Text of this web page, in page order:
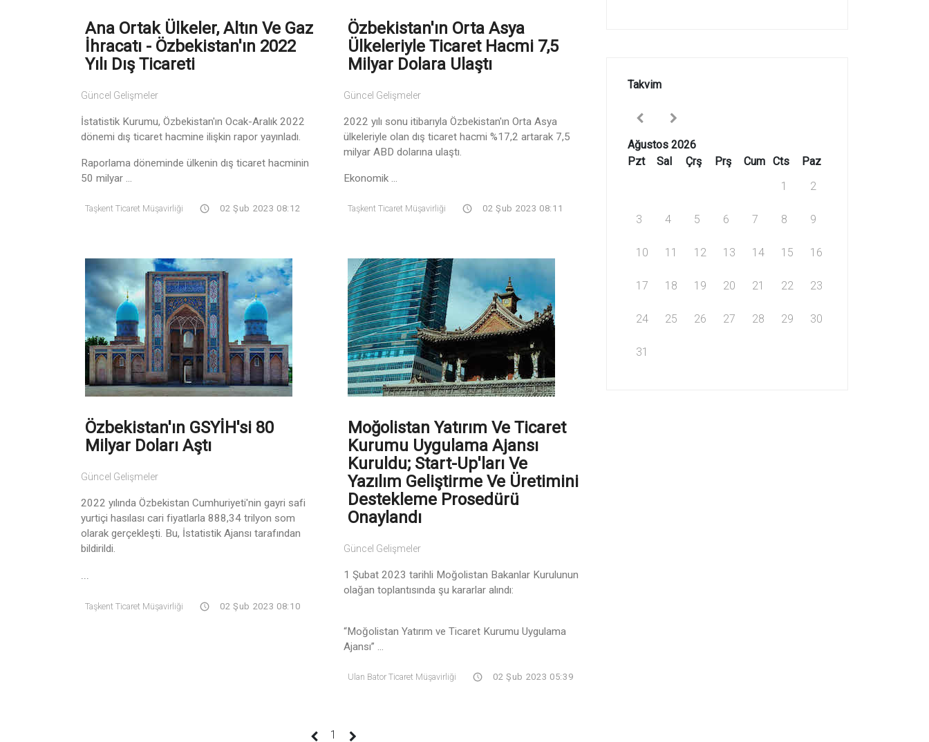
Ana Ortak Ülkeler, Altın Ve Gaz
İhracatı - Özbekistan'ın 2022
Yılı Dış Ticareti
Güncel Gelişmeler
İstatistik Kurumu, Özbekistan'ın Ocak-Aralık 2022
dönemi dış ticaret hacmine ilişkin rapor yayınladı.
Raporlama döneminde ülkenin dış ticaret hacminin
50 milyar ...
Taşkent Ticaret Müşavirliği 02 Şub 2023 08:12
Özbekistan'ın Orta Asya
Ülkeleriyle Ticaret Hacmi 7,5
Milyar Dolara Ulaştı
Güncel Gelişmeler
2022 yılı sonu itibarıyla Özbekistan'ın Orta Asya
ülkeleriyle olan dış ticaret hacmi %17,2 artarak 7,5
milyar ABD dolarına ulaştı.
Ekonomik ...
Taşkent Ticaret Müşavirliği 02 Şub 2023 08:11
Özbekistan'ın GSYİH'si 80
Milyar Doları Aştı
Güncel Gelişmeler
2022 yılında Özbekistan Cumhuriyeti'nin gayri safi
yurtiçi hasılası cari fiyatlarla 888,34 trilyon som
olarak gerçekleşti. Bu, İstatistik Ajansı tarafından
bildirildi.
Taşkent Ticaret Müşavirliği 02 Şub 2023 08:10
Moğolistan Yatırım Ve Ticaret
Kurumu Uygulama Ajansı
Kuruldu; Start-Up'ları Ve
Yazılım Geliştirme Ve Üretimini
Destekleme Prosedürü
Onaylandı
Güncel Gelişmeler
1 Şubat 2023 tarihli Moğolistan Bakanlar Kurulunun
olağan toplantısında şu kararlar alındı:
“Moğolistan Yatırım ve Ticaret Kurumu Uygulama
Ajansı” ...
Ulan Bator Ticaret Müşavirliği 02 Şub 2023 05:39
1 (current)
Takvim
Ağustos 2026
Pzt
Sal Çrş Prş Cum Cts
Paz
1
2
3 4 5 6 7 8 9
10 11 12 13 14 15 16
17 18 19 20 21 22 23
24 25 26 27 28 29 30
31